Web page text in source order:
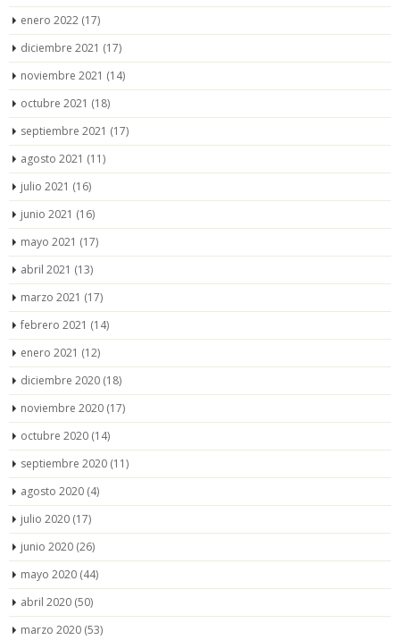
enero 2022 (17)
diciembre 2021 (17)
noviembre 2021 (14)
octubre 2021 (18)
septiembre 2021 (17)
agosto 2021 (11)
julio 2021 (16)
junio 2021 (16)
mayo 2021 (17)
abril 2021 (13)
marzo 2021 (17)
febrero 2021 (14)
enero 2021 (12)
diciembre 2020 (18)
noviembre 2020 (17)
octubre 2020 (14)
septiembre 2020 (11)
agosto 2020 (4)
julio 2020 (17)
junio 2020 (26)
mayo 2020 (44)
abril 2020 (50)
marzo 2020 (53)